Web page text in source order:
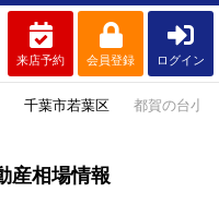
来店予約 会員登録 ログイン
千葉市若葉区 都賀の台小